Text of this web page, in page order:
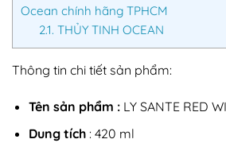
Ocean chính hãng TPHCM
2.1. THỦY TINH OCEAN
Thông tin chi tiết sản phẩm:
Tên sản phẩm :LY SANTE RED
Dung tích: 420 ml